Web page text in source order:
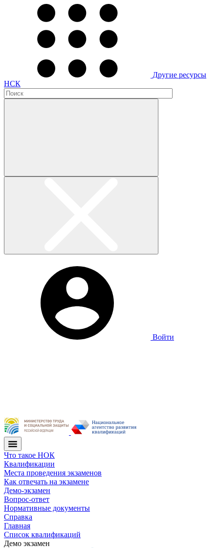
Другие ресурсы
НСК
Войти
Что такое НОК
Квалификации
Места проведения экзаменов
Как отвечать на экзамене
Демо-экзамен
Вопрос-ответ
Нормативные документы
Справка
Главная
Список квалификаций
Демо экзамен